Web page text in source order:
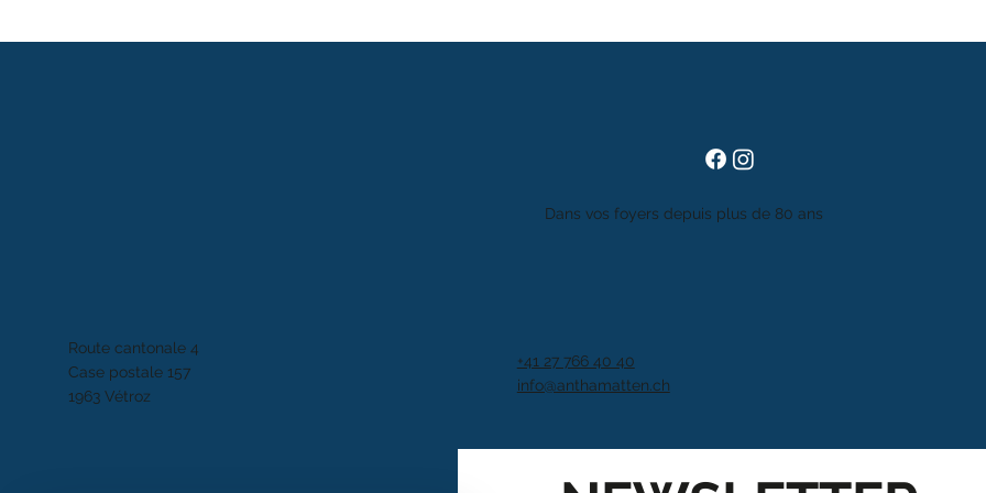
Route cantonale 4
Case postale 157
1963 Vétroz
Dans vos foyers depuis plus de 80 ans
+41 27 766 40 40
info@anthamatten.ch